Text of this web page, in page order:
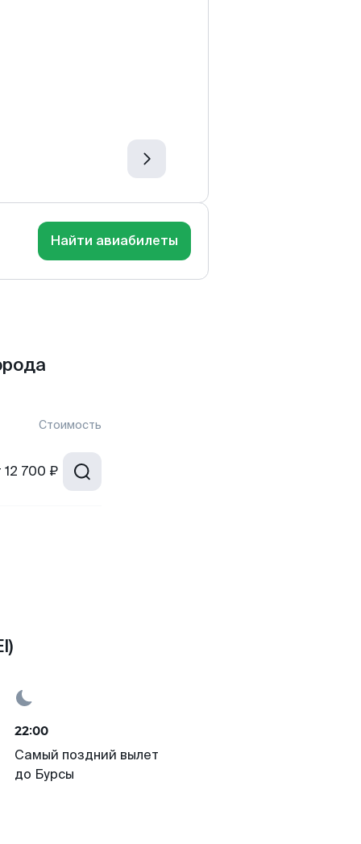
Найти авиабилеты
Стоимость
12 700 ₽
22:00
Самый поздний вылет
до Бурсы